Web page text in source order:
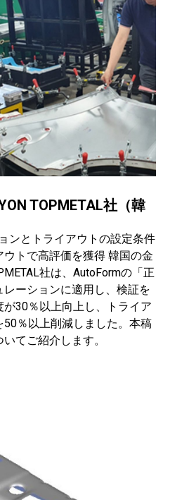
TOPMETAL社（韓
ンとトライアウトの設定条件
トで高評価を獲得 韓国の金
社は、AutoFormの「正
ーションに適用し、検証を
30％以上向上し、トライア
％以上削減しました。本稿
てご紹介します。